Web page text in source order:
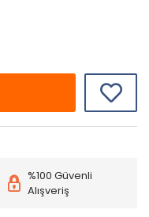
%100 Güvenli
Alışveriş